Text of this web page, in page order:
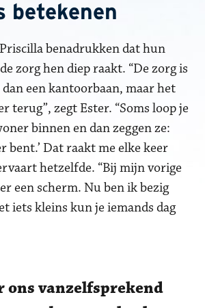
betekenen
benadrukken dat hun
zorg hen diep raakt. “De zorg is
een kantoorbaan, maar het
terug”, zegt Ester. “Soms loop je
binnen en dan zeggen ze:
bent.’ Dat raakt me elke keer
hetzelfde. “Bij mijn vorige
een scherm. Nu ben ik bezig
iets kleins kun je iemands dag
ons vanzelfsprekend